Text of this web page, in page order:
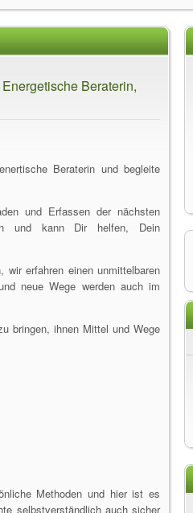
Beraterin,
Beraterin und begleite
und Erfassen der nächsten
und kann Dir helfen, Dein
erfahren einen unmittelbaren
neue Wege werden auch im
bringen, ihnen Mittel und Wege
Methoden und hier ist es
selbstverständlich auch sicher